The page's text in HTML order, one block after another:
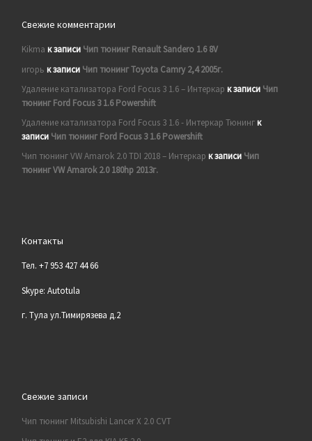
Свежие комментарии
Kikma к записи Чип тюнинг Renault Sandero 1.6 8V
игорь к записи Чип тюнинг Toyota Camry 2,4 2005г.
Удаление катализатора Ford Focus 3 1.6 – Интеркар к записи Чип
тюнинг Ford Focus 3 1.6 Powershift
Удаление катализатора Ford Focus 3 1.6 - Интеркар Тюнингк
записи Чип тюнинг Ford Focus 3 1.6 Powershift
Чип тюнинг VW Amarok 2.0 TDI 2018 – Интеркар к записи Чип
тюнинг VW Amarok 2.0 180hp 2013г.
Контакты
Тел. +7 953 427 44 66
Skype: Autotula
г. Тула ул.Тимирязева д.2
Свежие записи
Чип тюнинг Mitsubishi Lancer X 2.0 CVT